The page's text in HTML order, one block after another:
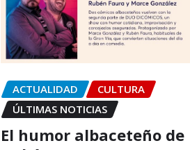
ACTUALIDAD
CULTURA
ÚLTIMAS NOTICIAS
El humor albaceteño de